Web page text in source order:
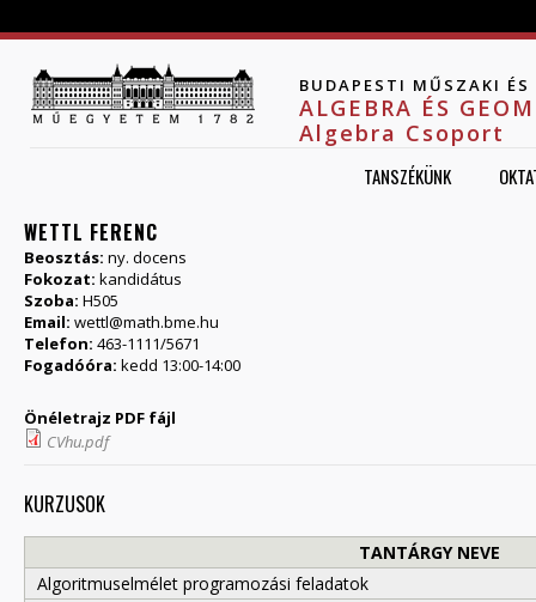
BUDAPESTI MŰSZAKI
ALGEBRA ÉS
Algebra Csoport
TANSZÉKÜNK
WETTL FERENC
Beosztás: ny. docens
Fokozat: kandidátus
Szoba: H505
Email: wettl@math.bme.hu
Telefon: 463-1111/5671
Fogadóóra: kedd 13:00-14:00
Önéletrajz PDF fájl
CVhu.pdf
KURZUSOK
TANTÁRGY NEVE
Algoritmuselmélet programozási feladatok